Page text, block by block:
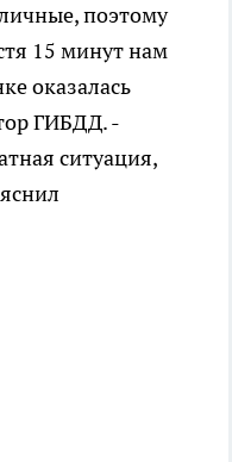
поэтому
15 минут нам
оказалась
ГИБДД. -
ситуация,